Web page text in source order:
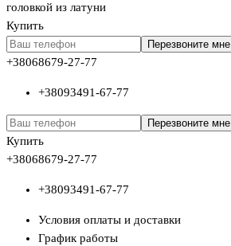
головкой из латуни
Купить
Перезвоните мне
+38068679-27-77
+38093491-67-77
Перезвоните мне
Купить
+38068679-27-77
+38093491-67-77
Условия оплаты и доставки
График работы